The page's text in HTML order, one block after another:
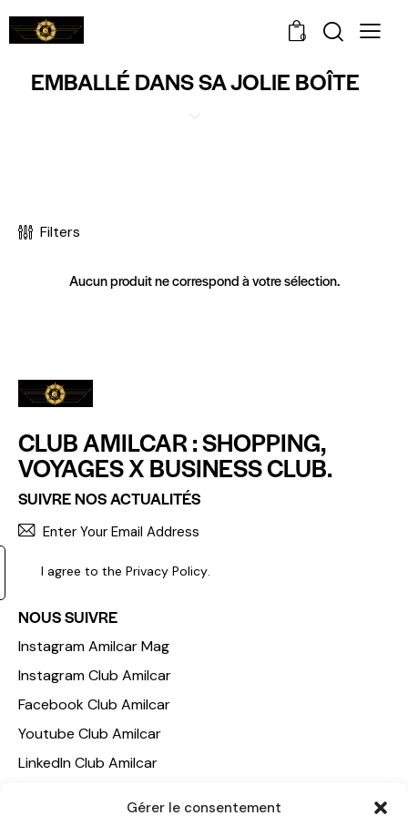
Gérer le consentement
0
EMBALLÉ DANS SA JOLIE BOÎTE
Filters
Aucun produit ne correspond à votre sélection.
CLUB AMILCAR : SHOPPING,
VOYAGES X BUSINESS CLUB.
SUIVRE NOS ACTUALITÉS
I agree to the Privacy Policy.
NOUS SUIVRE
Instagram Amilcar Mag
Instagram Club Amilcar
Facebook Club Amilcar
Youtube Club Amilcar
LinkedIn Club Amilcar
NOTRE GROUPE